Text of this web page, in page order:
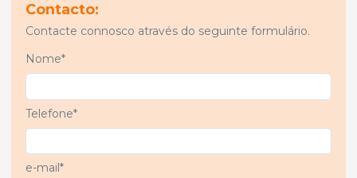
Contacto:
Contacte connosco através do seguinte formulário.
Nome*
Telefone*
e-mail*